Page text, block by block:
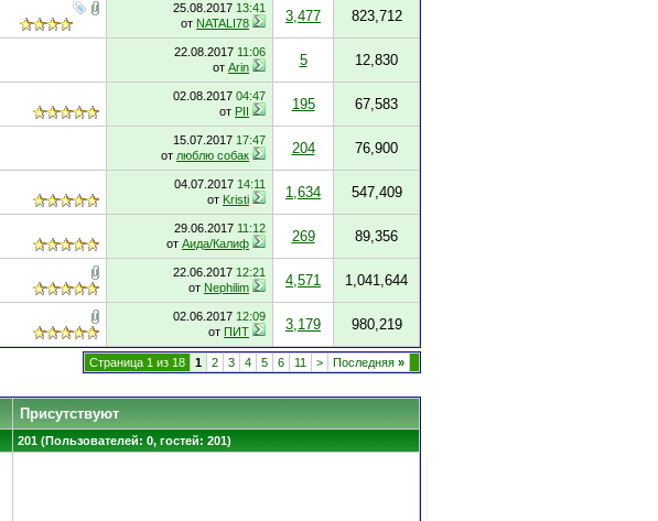
25.08.2017 13:41
от NATALI78 3,477 823,712
22.08.2017 11:06
от Arin 5 12,830
02.08.2017 04:47
от PII 195 67,583
15.07.2017 17:47
от люблю собак 204 76,900
04.07.2017 14:11
от Kristi 1,634 547,409
29.06.2017 11:12
от Аида/Калиф 269 89,356
22.06.2017 12:21
от Nephilim 4,571 1,041,644
02.06.2017 12:09
от ПИТ 3,179 980,219
Страница 1 из 18 1 2 3 4 5 6 11 > Последняя »
Присутствуют
201 (Пользователей: 0, гостей: 201)